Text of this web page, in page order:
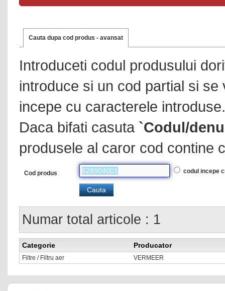
Cauta dupa cod produs - avansat
Introduceti codul produsului
introduce si un cod partial si
incepe cu caracterele introduse.
Daca bifati casuta `Codul/
produsele al caror cod contine
Cod produs codul incepe
Numar total articole : 1
Categorie Producator
Filtre / Filtru aer VERMEER